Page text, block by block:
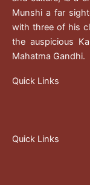
Munshi a far
with three of his
the auspicious
Mahatma Gandhi.
Quick Links
Quick Links